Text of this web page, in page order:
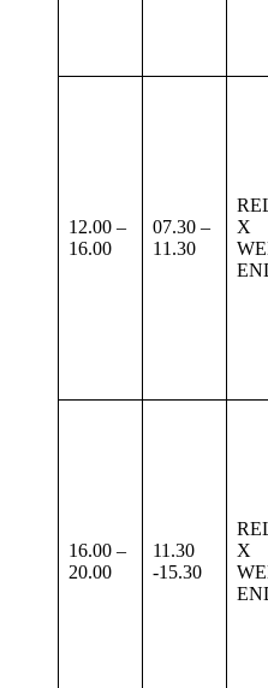
12.00 –
16.00
07.30 –
11.30
X
16.00 –
20.00
11.30
-15.30
X